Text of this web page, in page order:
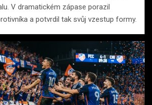
V dramatickém zápase porazil
a potvrdil tak svůj vzestup formy.